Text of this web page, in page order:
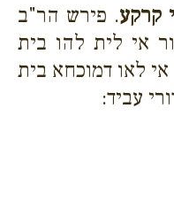
קרקע. פירש הר"ב
אי לית להו בית
אי לאו דמוכחא בית
עביד: